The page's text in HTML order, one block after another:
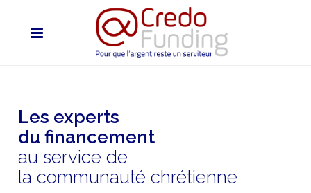
Les experts
du financement
au service de
la communauté chrétienne